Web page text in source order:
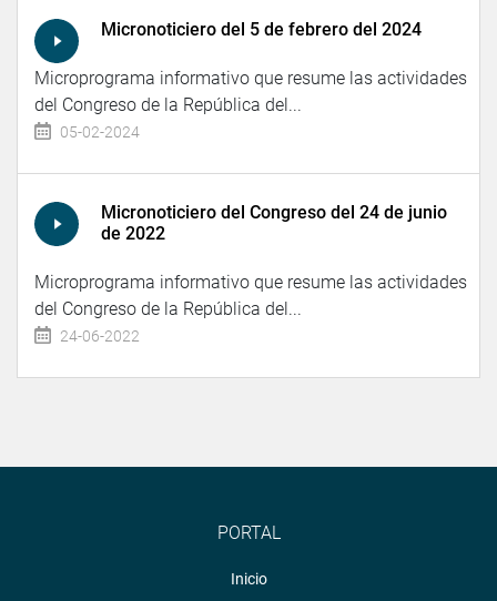
Micronoticiero del 5 de febrero del 2024
Microprograma informativo que resume las actividades
del Congreso de la República del...
05-02-2024
Micronoticiero del Congreso del 24 de junio
de 2022
Microprograma informativo que resume las actividades
del Congreso de la República del...
24-06-2022
PORTAL
Inicio